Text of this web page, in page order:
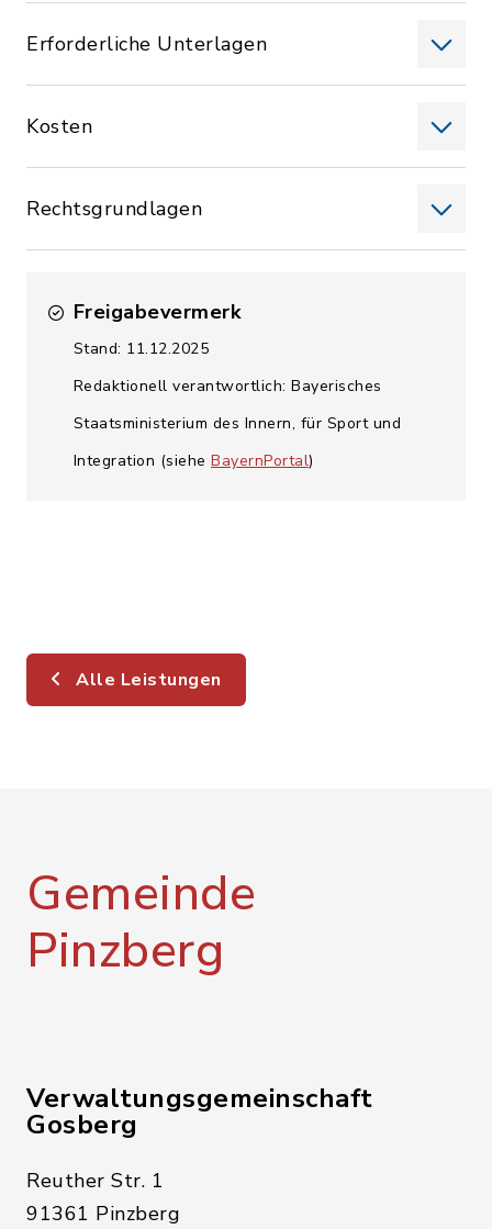
Erforderliche Unterlagen
Kosten
Rechtsgrundlagen
Freigabevermerk
Stand: 11.12.2025
Redaktionell verantwortlich: Bayerisches
Staatsministerium des Innern, für Sport und
Integration (siehe BayernPortal)
Alle Leistungen
Gemeinde
Pinzberg
Verwaltungsgemeinschaft
Gosberg
Reuther Str. 1
91361 Pinzberg